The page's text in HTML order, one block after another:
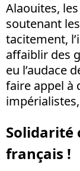
Alaouites,
soutenant
tacitement,
affaiblir des
eu l’audace
faire appel à
Solidarité
français !